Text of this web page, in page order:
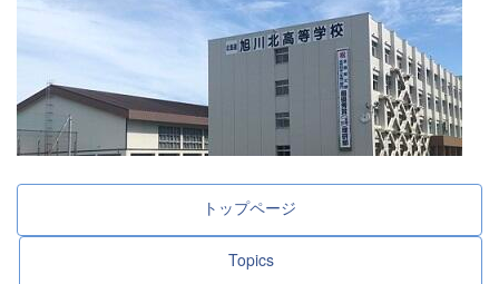
トップページ
Topics